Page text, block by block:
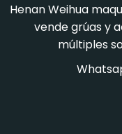
Henan Weihua
vende grúas y
múltiples